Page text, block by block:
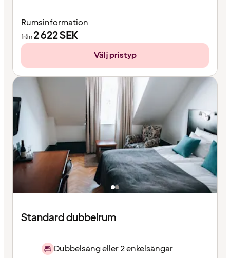
Rumsinformation
från2 622SEK
Välj pristyp
Standard dubbelrum
Dubbelsäng eller 2 enkelsängar